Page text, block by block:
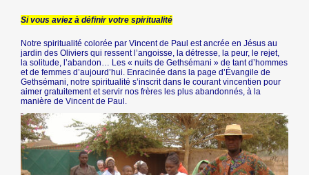
Si vous aviez à définir votre spiritualité
Notre spiritualité colorée par Vincent de Paul est ancrée en Jésus au
jardin des Oliviers qui ressent l’angoisse, la détresse, la peur, le rejet,
la solitude, l’abandon… Les « nuits de Gethsémani » de tant d’hommes
et de femmes d’aujourd’hui. Enracinée dans la page d’Évangile de
Gethsémani, notre spiritualité s’inscrit dans le courant vincentien pour
aimer gratuitement et servir nos frères les plus abandonnés, à la
manière de Vincent de Paul.